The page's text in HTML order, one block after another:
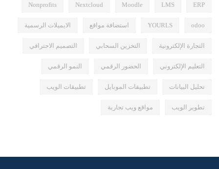
ERP
LMS
Moodle
Nextcloud
Nonprofits
odoo
YOURLS استضافة مواقع الايميلات الرسمية
التجارة الإلكترونية التخزين السحابي التصميم الاحترافي
التعليم الإلكتروني الحضور الرقمي النمو الرقمي
تحليل البيانات تطبيقات الموبايل تطبيقات الويب
تطوير الويب مواقع ويب تجارية